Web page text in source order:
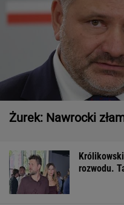
Żurek: Nawrocki
rozwodu.